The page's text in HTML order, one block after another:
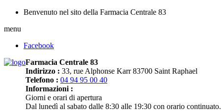
Benvenuto nel sito della Farmacia Centrale 83
menu
Facebook
Farmacia Centrale 83
Indirizzo : 33, rue Alphonse Karr 83700 Saint Raphael
Telefono : 04 94 95 00 40
Informazioni :
Giorni e orari di apertura
Dal lunedì al sabato dalle 8:30 alle 19:30 con orario continuato.